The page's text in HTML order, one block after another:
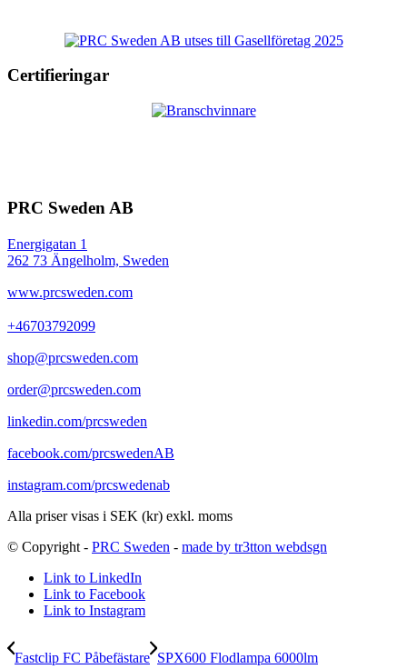
Certifieringar
PRC Sweden AB
Energigatan 1
262 73 Ängelholm, Sweden
www.prcsweden.com
+46703792099
shop@prcsweden.com
order@prcsweden.com
linkedin.com/prcsweden
facebook.com/prcswedenAB
instagram.com/prcswedenab
Alla priser visas i SEK (kr) exkl. moms
© Copyright - PRC Sweden - made by tr3tton webdsgn
Link to LinkedIn
Link to Facebook
Link to Instagram
Fastclip FC Påbefästare SPX600 Flodlampa 6000lm